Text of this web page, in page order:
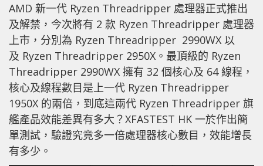
AMD 新一代 Ryzen Threadripper 處理器正式推出
及解禁，今次將有 2 款 Ryzen Threadripper 處理器
上市，分別為 Ryzen Threadripper 2990WX 以
及 Ryzen Threadripper 2950X。最頂級的 Ryzen
Threadripper 2990WX 擁有 32 個核心及 64 線程，
核心及線程數目是上一代 Ryzen Threadripper
1950X 的兩倍，到底這兩代 Ryzen Threadripper 旗
艦產品效能差異有多大？XFASTEST HK 一於作出簡
單測試，驗證究竟多一倍處理器核心數目，效能增長
有多少。